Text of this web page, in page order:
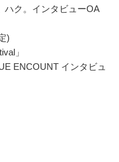
ハク。インタビューOA
)
」
ENCOUNT インタビュ